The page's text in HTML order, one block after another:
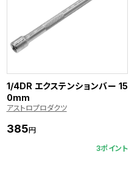
1/4DR エクステンションバー 15
0mm
アストロプロダクツ
385円
3ポイント